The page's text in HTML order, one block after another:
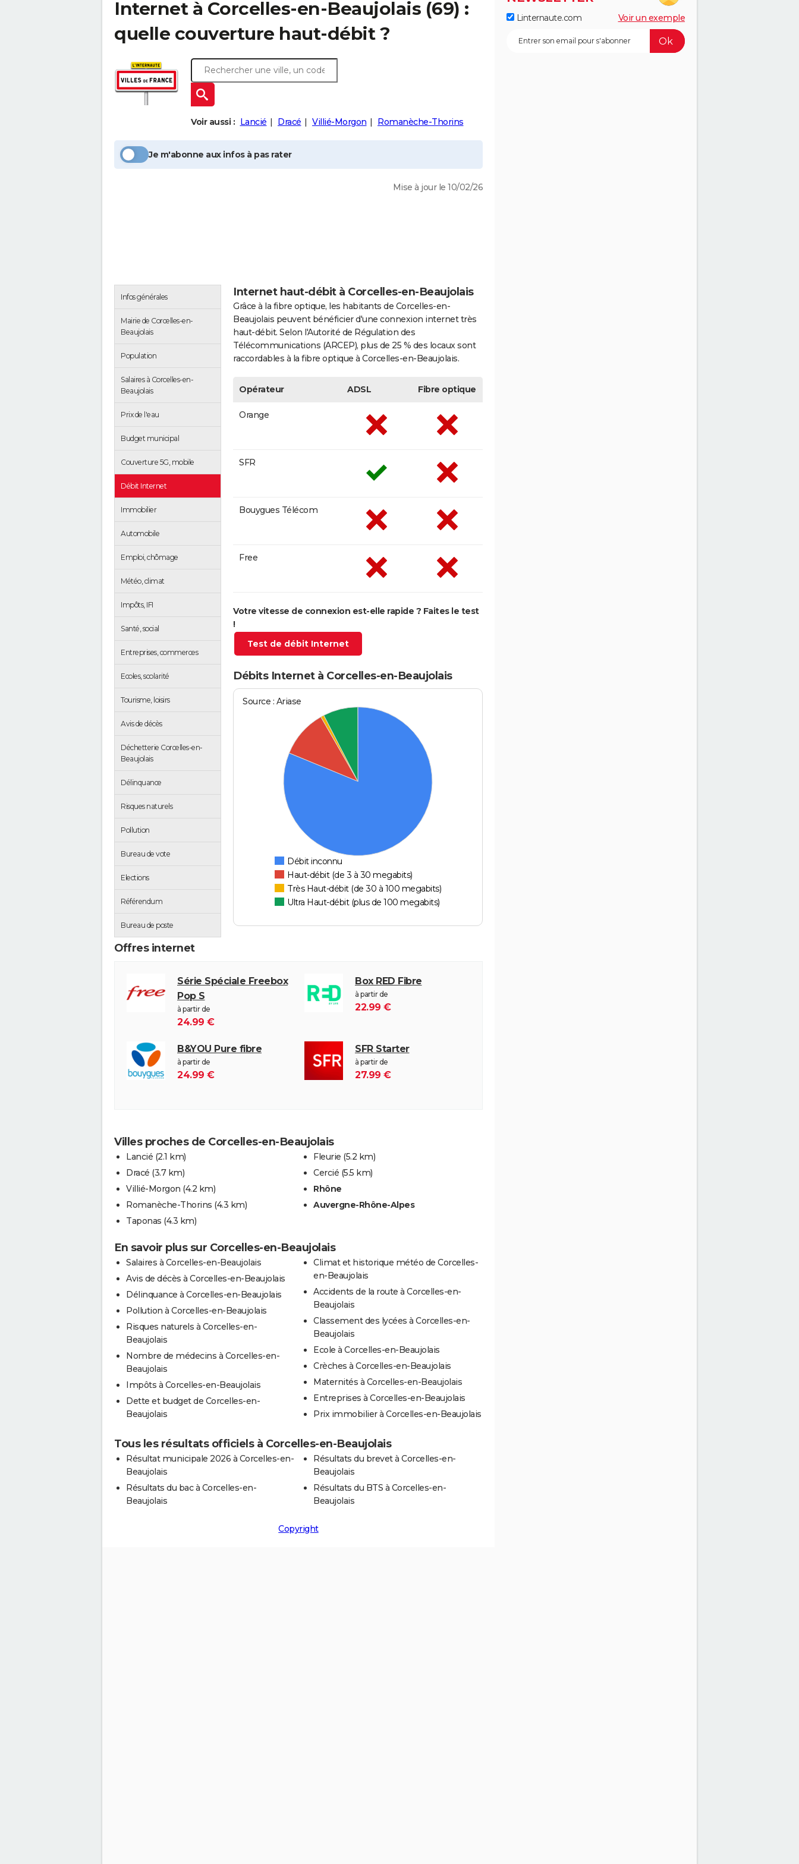
Internet à Corcelles-en-Beaujolais (69) :
quelle couverture haut-débit ?
Voir aussi : Lancié Dracé Villié-Morgon Romanèche-Thorins
Je m'abonne aux infos à pas rater
Mise à jour le 10/02/26
Infos générales
Mairie de Corcelles-en-
Beaujolais
Population
Salaires à Corcelles-en-
Beaujolais
Prix de l'eau
Budget municipal
Couverture 5G, mobile
Débit Internet
Immobilier
Automobile
Emploi, chômage
Météo, climat
Impôts, IFI
Santé, social
Entreprises, commerces
Ecoles, scolarité
Tourisme, loisirs
Avis de décès
Déchetterie Corcelles-en-
Beaujolais
Délinquance
Risques naturels
Pollution
Bureau de vote
Elections
Référendum
Bureau de poste
Internet haut-débit à Corcelles-en-Beaujolais
Grâce à la fibre optique, les habitants de Corcelles-en-
Beaujolais peuvent bénéficier d'une connexion internet très
haut-débit. Selon l'Autorité de Régulation des
Télécommunications (ARCEP), plus de 25 % des locaux sont
raccordables à la fibre optique à Corcelles-en-Beaujolais.
Opérateur ADSL Fibre optique
Orange
SFR
Bouygues Télécom
Free
Votre vitesse de connexion est-elle rapide ? Faites le test
!
Test de débit Internet
Débits Internet à Corcelles-en-Beaujolais
Source : Ariase
Débit inconnu
Haut-débit (de 3 à 30 megabits)
Très Haut-débit (de 30 à 100 megabits)
Ultra Haut-débit (plus de 100 megabits)
Offres internet
Série Spéciale Freebox
Pop S
à partir de
24.99 €
Box RED Fibre
à partir de
22.99 €
B&YOU Pure fibre
à partir de
24.99 €
SFR Starter
à partir de
27.99 €
Villes proches de Corcelles-en-Beaujolais
Lancié (2.1 km)
Dracé (3.7 km)
Villié-Morgon (4.2 km)
Romanèche-Thorins (4.3 km)
Taponas (4.3 km)
Fleurie (5.2 km)
Cercié (5.5 km)
Rhône
Auvergne-Rhône-Alpes
En savoir plus sur Corcelles-en-Beaujolais
Salaires à Corcelles-en-Beaujolais
Avis de décès à Corcelles-en-Beaujolais
Délinquance à Corcelles-en-Beaujolais
Pollution à Corcelles-en-Beaujolais
Risques naturels à Corcelles-en-
Beaujolais
Nombre de médecins à Corcelles-en-
Beaujolais
Impôts à Corcelles-en-Beaujolais
Dette et budget de Corcelles-en-
Beaujolais
Climat et historique météo de Corcelles-
en-Beaujolais
Accidents de la route à Corcelles-en-
Beaujolais
Classement des lycées à Corcelles-en-
Beaujolais
Ecole à Corcelles-en-Beaujolais
Crèches à Corcelles-en-Beaujolais
Maternités à Corcelles-en-Beaujolais
Entreprises à Corcelles-en-Beaujolais
Prix immobilier à Corcelles-en-Beaujolais
Tous les résultats officiels à Corcelles-en-Beaujolais
Résultat municipale 2026 à Corcelles-en-
Beaujolais
Résultats du bac à Corcelles-en-
Beaujolais
Résultats du brevet à Corcelles-en-
Beaujolais
Résultats du BTS à Corcelles-en-
Beaujolais
Copyright
Linternaute.com Voir un exemple